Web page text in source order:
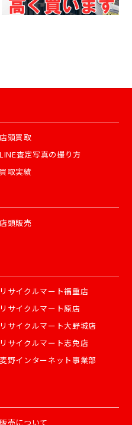
店頭買取
LINE査定写真の撮り方
買取実績
店頭販売
リサイクルマート福重店
リサイクルマート原店
リサイクルマート大野城店
リサイクルマート志免店
麦野インターネット事業部
販売について